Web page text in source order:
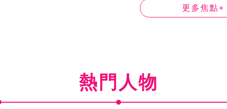
更多焦點+
熱門人物